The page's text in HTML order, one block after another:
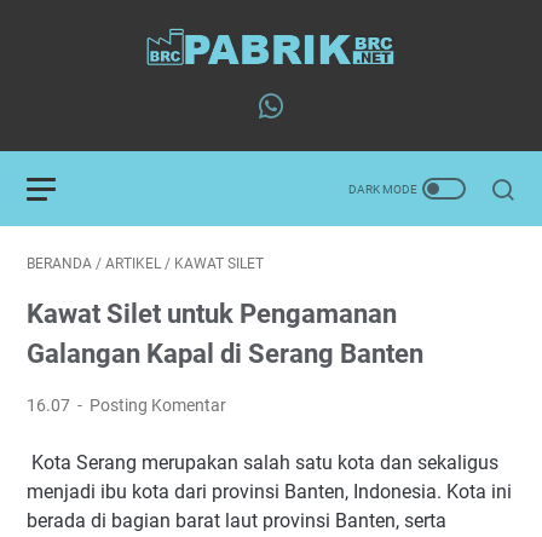
BERANDA / ARTIKEL / KAWAT SILET
Kawat Silet untuk Pengamanan
Galangan Kapal di Serang Banten
16.07 Posting Komentar
Kota Serang merupakan salah satu kota dan sekaligus
menjadi ibu kota dari provinsi Banten, Indonesia. Kota ini
berada di bagian barat laut provinsi Banten, serta